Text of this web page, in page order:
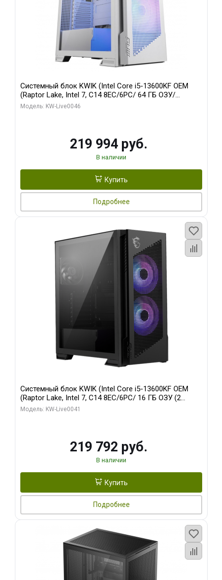
Системный блок KWIK (Intel Core i5-13600KF OEM
(Raptor Lake, Intel 7, C14 8EC/6PC/ 64 ГБ ОЗУ/
Gigabyte RTX5060Ti GAMING OC 8GB GDDR7 128bit
Модель: KW-Live0046
219 994 руб.
В наличии
Купить
Подробнее
Системный блок KWIK (Intel Core i5-13600KF OEM
(Raptor Lake, Intel 7, C14 8EC/6PC/ 16 ГБ ОЗУ (2
модуля)/ Palit RTX5080 GAMINGPRO OC 16GB GDDR7
Модель: KW-Live0041
219 792 руб.
В наличии
Купить
Подробнее